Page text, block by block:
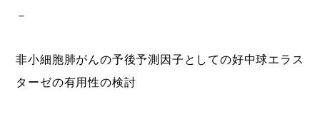
－
非小細胞肺がんの予後予測因子としての好中球エラス
ターゼの有用性の検討